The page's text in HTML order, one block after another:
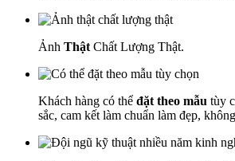
Ảnh Thật Chất Lượng Thật.
Khách hàng có thể đặt theo mẫu tùy
sắc, cam kết làm chuẩn làm đẹp,